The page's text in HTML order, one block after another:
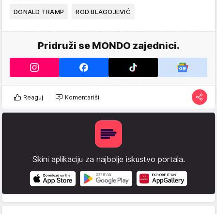
DONALD TRAMP ROD BLAGOJEVIĆ
Pridruži se MONDO zajednici.
Reaguj Komentariši
Skini aplikaciju za najbolje iskustvo portala.